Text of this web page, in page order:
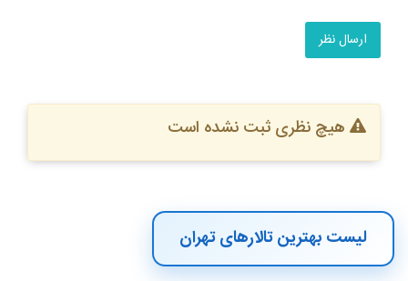
ارسال نظر
هیچ نظری ثبت نشده است
لیست بهترین تالارهای تهران